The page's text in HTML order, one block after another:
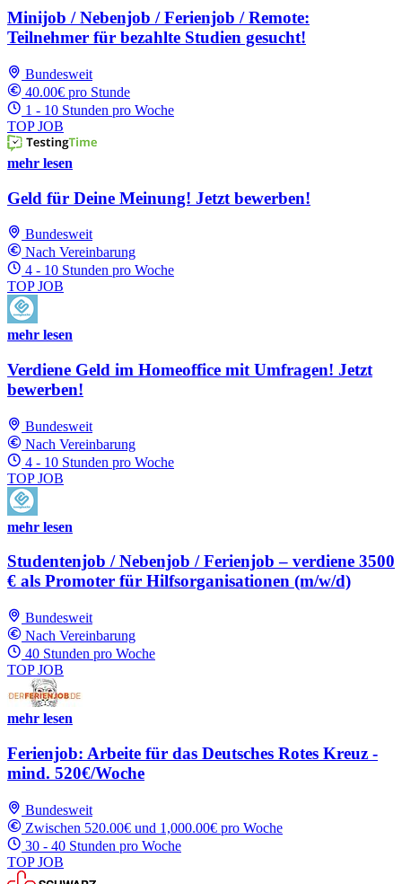
Minijob / Nebenjob / Ferienjob / Remote:
Teilnehmer für bezahlte Studien gesucht!
Bundesweit
40.00€ pro Stunde
1 - 10 Stunden pro Woche
TOP JOB
mehr lesen
Geld für Deine Meinung! Jetzt bewerben!
Bundesweit
Nach Vereinbarung
4 - 10 Stunden pro Woche
TOP JOB
mehr lesen
Verdiene Geld im Homeoffice mit Umfragen! Jetzt
bewerben!
Bundesweit
Nach Vereinbarung
4 - 10 Stunden pro Woche
TOP JOB
mehr lesen
Studentenjob / Nebenjob / Ferienjob – verdiene 3500
€ als Promoter für Hilfsorganisationen (m/w/d)
Bundesweit
Nach Vereinbarung
40 Stunden pro Woche
TOP JOB
mehr lesen
Ferienjob: Arbeite für das Deutsches Rotes Kreuz -
mind. 520€/Woche
Bundesweit
Zwischen 520.00€ und 1,000.00€ pro Woche
30 - 40 Stunden pro Woche
TOP JOB